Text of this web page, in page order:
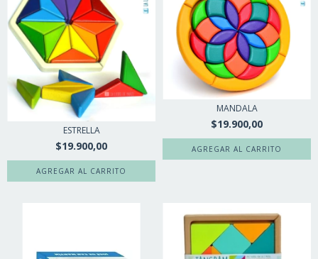
ESTRELLA
$19.900,00
MANDALA
$19.900,00